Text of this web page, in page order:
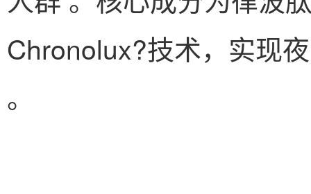
Chronolux?技术，实现
。